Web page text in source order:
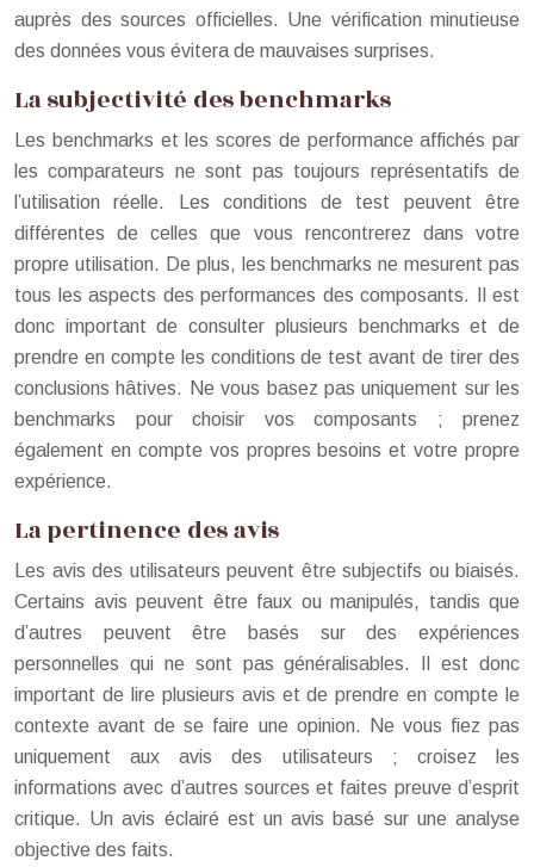
auprès des sources officielles. Une vérification minutieuse
des données vous évitera de mauvaises surprises.
La subjectivité des benchmarks
Les benchmarks et les scores de performance affichés par
les comparateurs ne sont pas toujours représentatifs de
l’utilisation réelle. Les conditions de test peuvent être
différentes de celles que vous rencontrerez dans votre
propre utilisation. De plus, les benchmarks ne mesurent pas
tous les aspects des performances des composants. Il est
donc important de consulter plusieurs benchmarks et de
prendre en compte les conditions de test avant de tirer des
conclusions hâtives. Ne vous basez pas uniquement sur les
benchmarks pour choisir vos composants ; prenez
également en compte vos propres besoins et votre propre
expérience.
La pertinence des avis
Les avis des utilisateurs peuvent être subjectifs ou biaisés.
Certains avis peuvent être faux ou manipulés, tandis que
d’autres peuvent être basés sur des expériences
personnelles qui ne sont pas généralisables. Il est donc
important de lire plusieurs avis et de prendre en compte le
contexte avant de se faire une opinion. Ne vous fiez pas
uniquement aux avis des utilisateurs ; croisez les
informations avec d’autres sources et faites preuve d’esprit
critique. Un avis éclairé est un avis basé sur une analyse
objective des faits.